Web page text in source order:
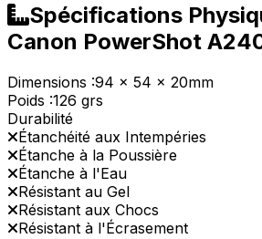
Spécifications
Canon PowerShot
Dimensions :94 x 54 x 20mm
Poids :126 grs
Durabilité
Étanchéité aux Intempéries
Étanche à la Poussière
Étanche à l'Eau
Résistant au Gel
Résistant aux Chocs
Résistant à l'Écrasement